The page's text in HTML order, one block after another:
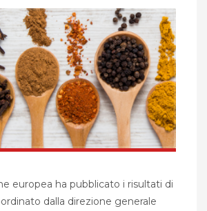
europea ha pubblicato i risultati di
dalla direzione generale